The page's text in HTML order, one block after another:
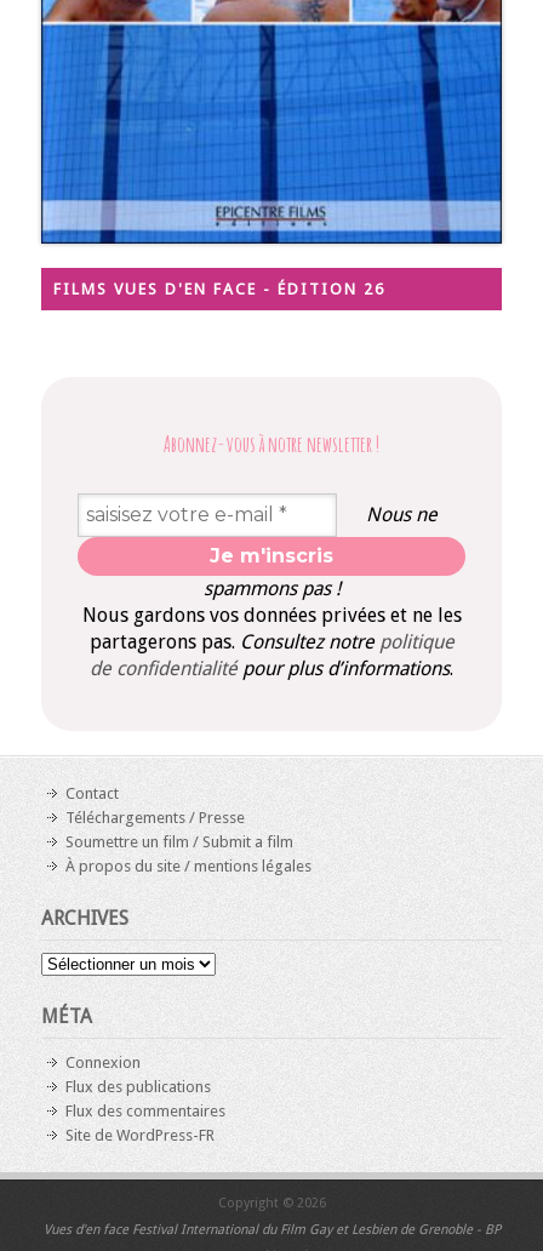
FILMS VUES D'EN FACE - ÉDITION 26
Abonnez-vous à notre newsletter !
Nous ne
spammons pas !
Nous gardons vos données privées et ne les
partagerons pas. Consultez notre politique
de confidentialité pour plus d’informations.
Contact
Téléchargements / Presse
Soumettre un film / Submit a film
À propos du site / mentions légales
ARCHIVES
Archives
MÉTA
Connexion
Flux des publications
Flux des commentaires
Site de WordPress-FR
Copyright © 2026
Vues d'en faceFestival International du Film Gay et Lesbien de Grenoble - BP